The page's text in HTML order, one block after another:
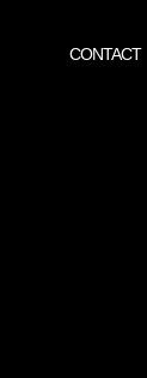
CONTACT